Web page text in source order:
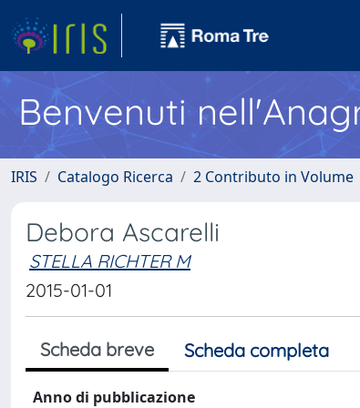
Benvenuti
IRIS Catalogo Ricerca 2 Contributo in Volume
Debora Ascarelli
STELLA RICHTER M
2015-01-01
Scheda breve Scheda completa
Anno di pubblicazione